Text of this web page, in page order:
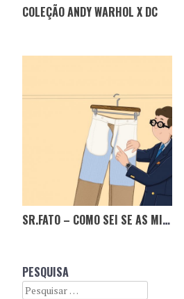
COLEÇÃO ANDY WARHOL X DC
SR.FATO – COMO SEI SE AS MINHAS CALÇAS SÃO DE QUALIDADE?
PESQUISA
Search